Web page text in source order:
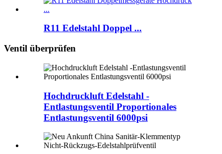
R11 Edelstahl Doppel ...
Ventil überprüfen
Hochdruckluft Edelstahl -
Entlastungsventil Proportionales
Entlastungsventil 6000psi